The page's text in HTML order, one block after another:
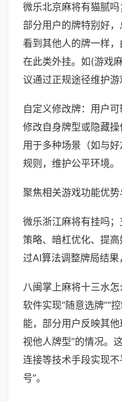
微乐北京麻将有猫腻
部分用户的牌特别好
看到其他人的牌一样
在此类外挂。如(游戏
议通过正规途径维护游
自定义修改牌：用户可
修改自身牌型或隐藏
用于多种场景（如与
规则，维护公平环境。
聚焦相关游戏功能优势
微乐浙江麻将有挂吗
策略、暗杠优化、提
过AI算法调整牌局结果
八闽掌上麻将十三水
软件实现“随意选牌”“
能，部分用户反映其他
视他人牌型”的情况。
连接等技术手段实现不
号”。